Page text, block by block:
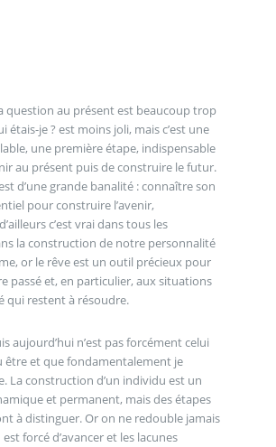
question au présent est beaucoup trop
étais-je ? est moins joli, mais c’est une
une première étape, indispensable
au présent puis de construire le futur.
d’une grande banalité : connaître son
pour construire l’avenir,
c’est vrai dans tous les
la construction de notre personnalité
or le rêve est un outil précieux pour
passé et, en particulier, aux situations
qui restent à résoudre.
aujourd’hui n’est pas forcément celui
être et que fondamentalement je
La construction d’un individu est un
et permanent, mais des étapes
à distinguer. Or on ne redouble jamais
forcé d’avancer et les lacunes